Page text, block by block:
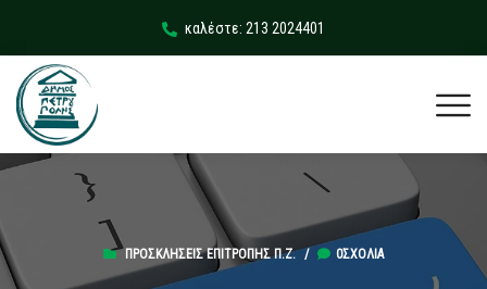
καλέστε: 213 2024401
ΠΡΟΣΚΛΉΣΕΙΣ ΕΠΙΤΡΟΠΉΣ Π.Ζ./ 0ΣΧΌΛΙΑ